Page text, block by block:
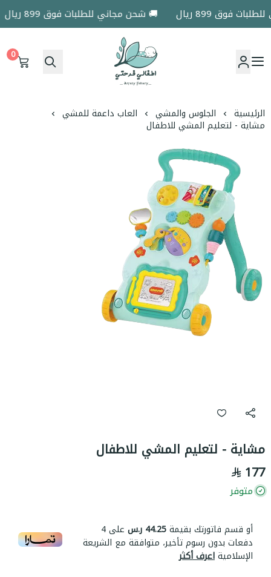
فوق 899 ريال 🚚 شحن مجاني للطلبات فوق 899 ريال
اطفالي فرحتي
0
الرئيسية الجلوس والمشي العاب داعمة للمشي
مشاية - لتعليم المشي للاطفال
مشاية - لتعليم المشي للاطفال
177
متوفر
أو قسم فاتورتك بقيمة44.25 ر.س على4
دفعات بدون رسوم تأخير، متوافقة مع الشريعة
الإسلاميةاعرف أكثر